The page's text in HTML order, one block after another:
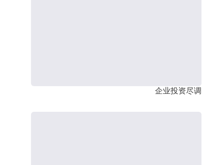
企业投资尽调